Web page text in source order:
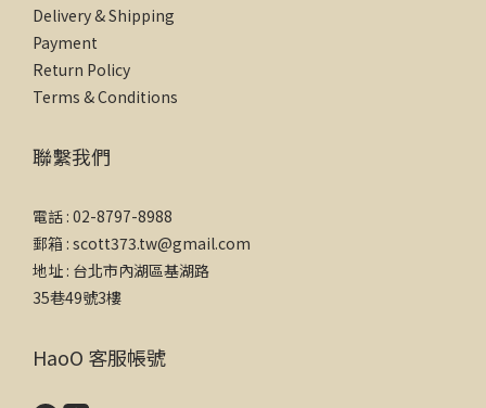
Delivery & Shipping
Payment
Return Policy
Terms & Conditions
聯繫我們
電話 : 02-8797-8988
郵箱 : scott373.tw@gmail.com
地址 : 台北市內湖區基湖路
35巷49號3樓
HaoO 客服帳號